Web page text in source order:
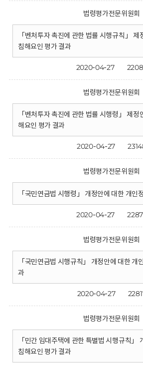
법령평가전문위원회
「벤처투자 촉진에 관한 법률 시행규칙」
침해요인 평가 결과
2020-04-27
법령평가전문위원회
「벤처투자 촉진에 관한 법률 시행령」 제정
해요인 평가 결과
2020-04-27
법령평가전문위원회
「국민연금법 시행령」 개정안에 대한 개인
2020-04-27
법령평가전문위원회
「국민연금법 시행규칙」 개정안에 대한 개
과
2020-04-27
법령평가전문위원회
「민간 임대주택에 관한 특별법 시행규칙」
침해요인 평가 결과